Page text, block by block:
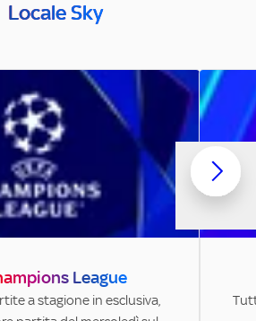
Locale Sky
League
a stagione in esclusiva,